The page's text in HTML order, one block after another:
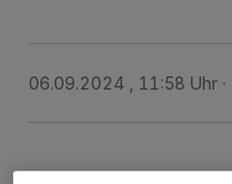
06.09.2024 , 11:58 Uhr
dieses Menü jederzeit